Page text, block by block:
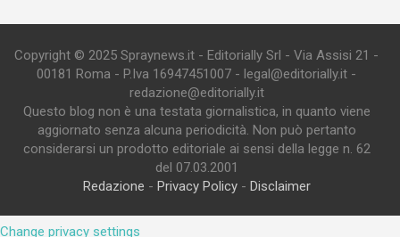
Copyright © 2025 Spraynews.it - Editorially Srl - Via Assisi 21 -
00181 Roma - P.Iva 16947451007 - legal@editorially.it -
redazione@editorially.it
Questo blog non è una testata giornalistica, in quanto viene
aggiornato senza alcuna periodicità. Non può pertanto
considerarsi un prodotto editoriale ai sensi della legge n. 62
del 07.03.2001
Redazione - Privacy Policy- Disclaimer
Change privacy settings